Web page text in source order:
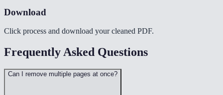
Download
Click process and download your cleaned PDF.
Frequently Asked Questions
Can I remove multiple pages at once?